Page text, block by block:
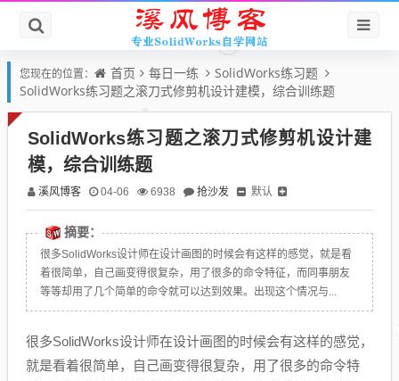
您现在的位置： 首页 每日一练
SolidWorks练习题
SolidWorks练习题之滚刀式修剪机设计建模，综合训练题
SolidWorks练习题之滚刀式修剪机设计建
模，综合训练题
溪风博客 04-06 6938 抢沙发 默认
摘要：
很多SolidWorks设计师在设计画图的时候会有这样的感觉，就是看
着很简单，自己画变得很复杂，用了很多的命令特征，而同事朋友
等等却用了几个简单的命令就可以达到效果。出现这个情况与...
很多SolidWorks设计师在设计画图的时候会有这样的感觉，
就是看着很简单，自己画变得很复杂，用了很多的命令特